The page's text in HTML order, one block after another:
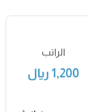
الراتب
1,200 ريال